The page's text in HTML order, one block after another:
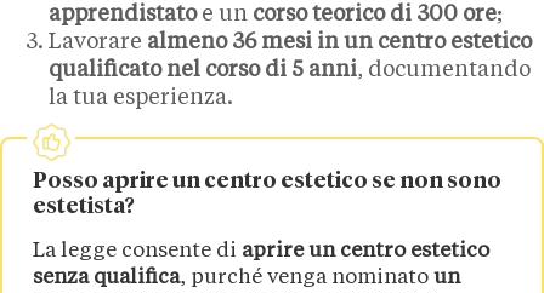
apprendistatoe un corso teorico di 300 ore;
Lavorare almeno 36 mesi in un centro estetico
qualificato nel corso di 5 anni, documentando
la tua esperienza.
Posso aprire un centro estetico se non sono
estetista?
La legge consente di aprire un centro estetico
senza qualifica, purché venga nominato un